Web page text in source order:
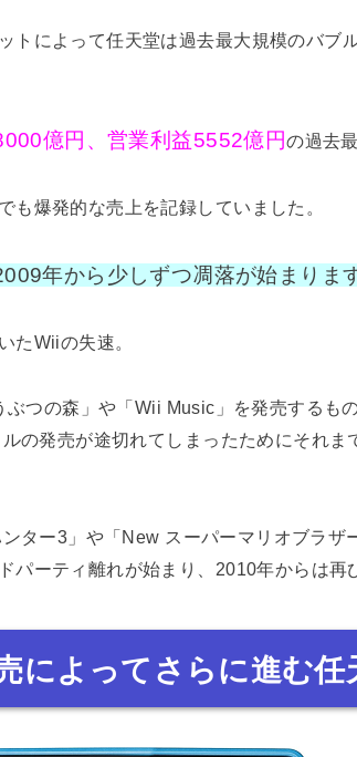
トによって任天堂は過去最大規模のバブ
億円、営業利益5552億円の過去
も爆発的な売上を記録していました。
年から少しずつ凋落が始まりま
たWiiの失速。
つの森」や「Wii Music」を発売するも
の発売が途切れてしまったためにそれま
ター3」や「New スーパーマリオブラザ
パーティ離れが始まり、2010年からは再
によってさらに進む任